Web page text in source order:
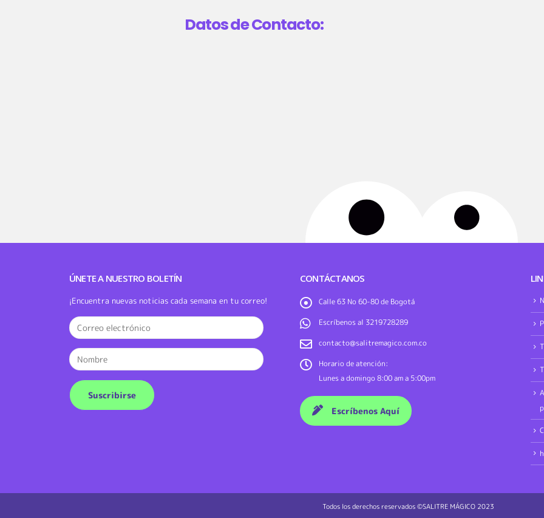
Datos de Contacto:
ÚNETE A NUESTRO BOLETÍN
¡Encuentra nuevas noticias cada semana en tu correo!
CONTÁCTANOS
Calle 63 No 60-80 de Bogotá
Escríbenos al 3219728289
contacto@salitremagico.com.co
Horario de atención:
Lunes a domingo 8:00 am a 5:00pm
Escríbenos Aquí
Todos los derechos reservados ©SALITRE MÁGICO 2023